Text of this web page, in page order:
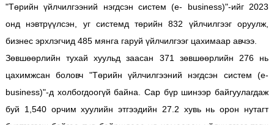
"Төрийн үйлчилгээний нэгдсэн систем (е- business)"-ийг 2023
онд нэвтрүүлсэн, уг системд төрийн 832 үйлчилгээг оруулж,
бизнес эрхлэгчид 485 мянга гаруй үйлчилгээг цахимаар авчээ.
Зөвшөөрлийн тухай хуульд заасан 371 зөвшөөрлийн 276 нь
цахимжсан боловч "Төрийн үйлчилгээний нэгдсэн систем (e-
business)"-д холбогдоогүй байна. Сар бүр шинээр байгуулагдаж
буй 1,540 орчим хуулийн этгээдийн 27.2 хувь нь орон нутагт